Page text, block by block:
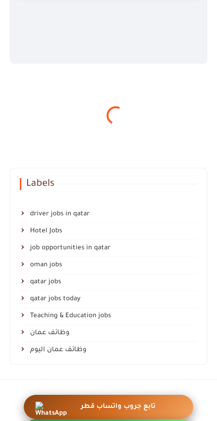
Labels
driver jobs in qatar
Hotel Jobs
job opportunities in qatar
oman jobs
qatar jobs
qatar jobs today
Teaching & Education jobs
وظائف عمان
وظائف عمان اليوم
تابع جروب واتساب قطر